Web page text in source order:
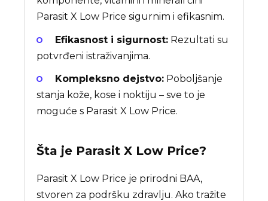
Parasit X Low Price sigurnim i efikasnim.
Efikasnost i sigurnost: Rezultati su
potvrđeni istraživanjima.
Kompleksno dejstvo: Poboljšanje
stanja kože, kose i noktiju – sve to je
moguće s Parasit X Low Price.
Šta je Parasit X Low Price?
Parasit X Low Price je prirodni BAA,
stvoren za podršku zdravlju. Ako tražite